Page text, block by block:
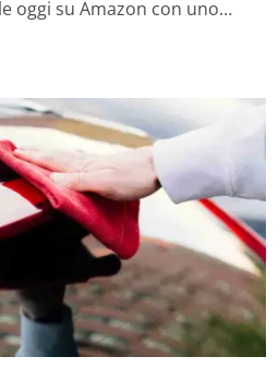
oggi su Amazon con uno…